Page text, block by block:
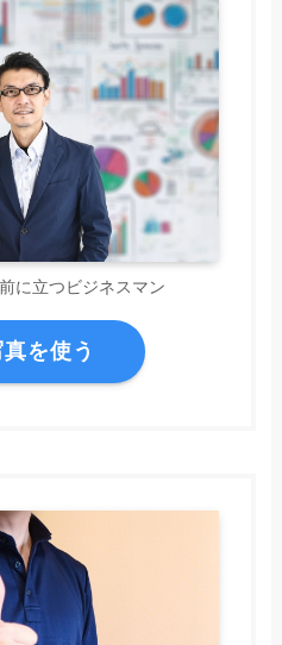
に立つビジネスマン
を使う